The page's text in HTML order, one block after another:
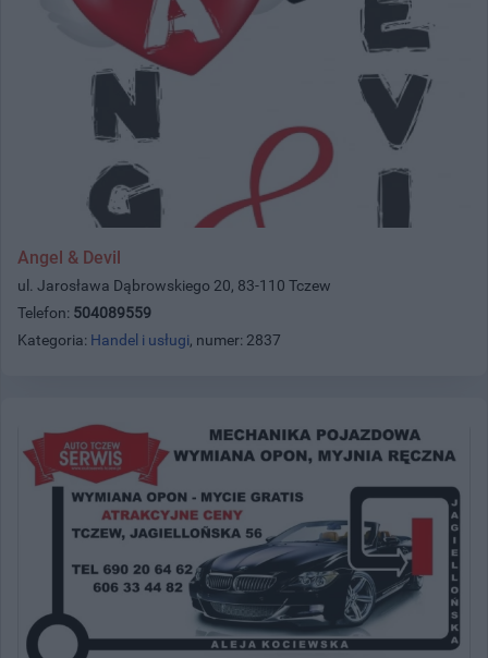
Angel & Devil
ul. Jarosława Dąbrowskiego 20, 83-110 Tczew
Telefon: 504089559
Kategoria: Handel i usługi, numer: 2837